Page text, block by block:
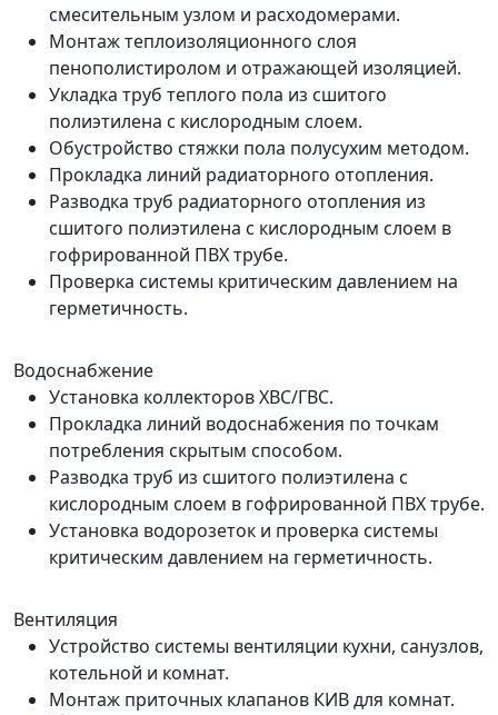
смесительным узлом и расходомерами.
Монтаж теплоизоляционного слоя
пенополистиролом и отражающей изоляцией.
Укладка труб теплого пола из сшитого
полиэтилена с кислородным слоем.
Обустройство стяжки пола полусухим методом.
Прокладка линий радиаторного отопления.
Разводка труб радиаторного отопления из
сшитого полиэтилена с кислородным слоем в
гофрированной ПВХ трубе.
Проверка системы критическим давлением на
герметичность.
Водоснабжение
Установка коллекторов ХВС/ГВС.
Прокладка линий водоснабжения по точкам
потребления скрытым способом.
Разводка труб из сшитого полиэтилена с
кислородным слоем в гофрированной ПВХ трубе.
Установка водорозеток и проверка системы
критическим давлением на герметичность.
Вентиляция
Устройство системы вентиляции кухни, санузлов,
котельной и комнат.
Монтаж приточных клапанов КИВ для комнат.